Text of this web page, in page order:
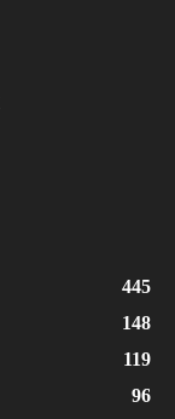
445
148
119
96